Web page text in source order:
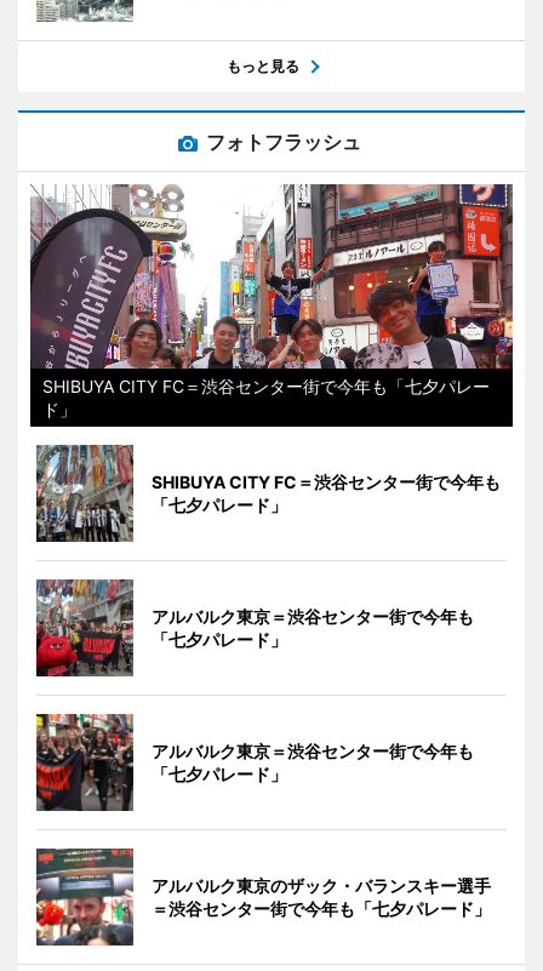
もっと見る
フォトフラッシュ
SHIBUYA CITY FC＝渋谷センター街で今年も「七夕パレー
ド」
SHIBUYA CITY FC＝渋谷センター街で今年も
「七夕パレード」
アルバルク東京＝渋谷センター街で今年も
「七夕パレード」
アルバルク東京＝渋谷センター街で今年も
「七夕パレード」
アルバルク東京のザック・バランスキー選手
＝渋谷センター街で今年も「七夕パレード」